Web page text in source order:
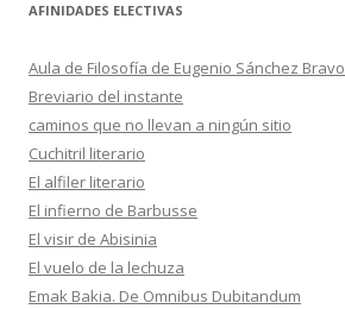
AFINIDADES ELECTIVAS
Aula de Filosofía de Eugenio Sánchez Bravo
Breviario del instante
caminos que no llevan a ningún sitio
Cuchitril literario
El alfiler literario
El infierno de Barbusse
El visir de Abisinia
El vuelo de la lechuza
Emak Bakia. De Omnibus Dubitandum